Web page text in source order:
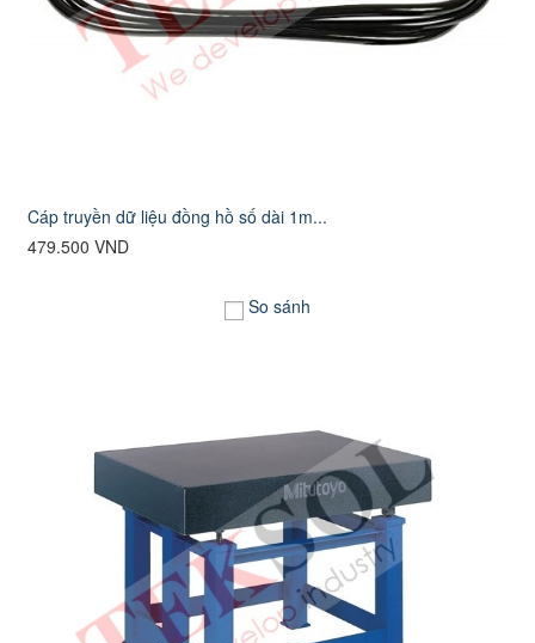
Cáp truyền dữ liệu đồng hồ số dài 1m...
479.500 VND
So sánh